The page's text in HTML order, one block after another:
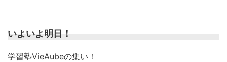
いよいよ明日！
学習塾VieAubeの集い！